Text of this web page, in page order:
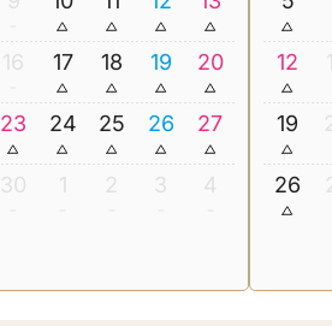
16 17 18 19 20
23 24 25 26 27
30 1 2 3 4
12
19
26